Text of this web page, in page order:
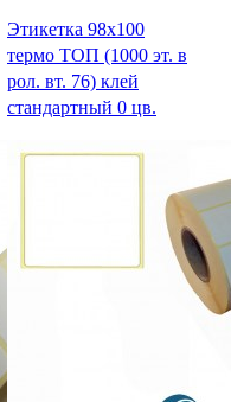
Этикетка 98х100
термо ТОП (1000 эт. в
рол. вт. 76) клей
стандартный 0 цв.